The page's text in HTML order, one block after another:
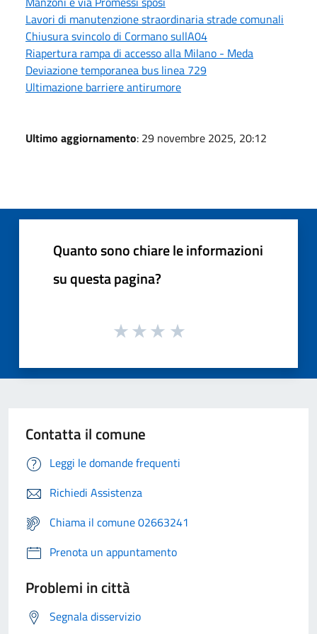
Lavori di manutenzione straordinaria strade comunali
Chiusura svincolo di Cormano sullA04
Riapertura rampa di accesso alla Milano - Meda
Deviazione temporanea bus linea 729
Ultimazione barriere antirumore
Ultimo aggiornamento: 29 novembre 2025, 20:12
Quanto sono chiare le informazioni
su questa pagina?
Contatta il comune
Leggi le domande frequenti
Richiedi Assistenza
Chiama il comune 02663241
Prenota un appuntamento
Problemi in città
Segnala disservizio